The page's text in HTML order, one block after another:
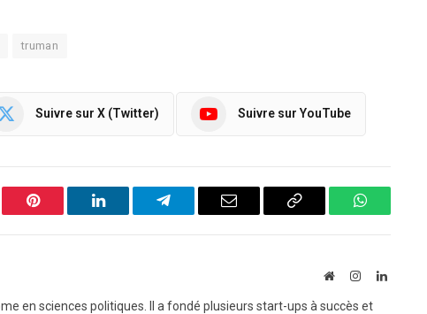
truman
Suivre sur X (Twitter) Suivre sur YouTube
Pinterest LinkedIn Telegram Email
Copy
WhatsApp
WebsiteInstagramLinkedIn
en sciences politiques. Il a fondé plusieurs start-ups à succès et